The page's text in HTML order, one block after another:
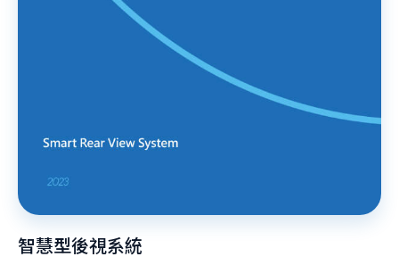
智慧型後視系統